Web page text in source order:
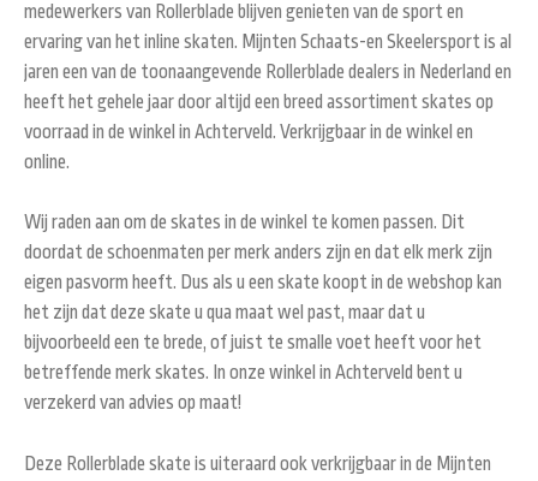
medewerkers van Rollerblade blijven genieten van de sport en
ervaring van het inline skaten. Mijnten Schaats-en Skeelersport is al
jaren een van de toonaangevende Rollerblade dealers in Nederland en
heeft het gehele jaar door altijd een breed assortiment skates op
voorraad in de winkel in Achterveld. Verkrijgbaar in de winkel en
online.
Wij raden aan om de skates in de winkel te komen passen. Dit
doordat de schoenmaten per merk anders zijn en dat elk merk zijn
eigen pasvorm heeft. Dus als u een skate koopt in de webshop kan
het zijn dat deze skate u qua maat wel past, maar dat u
bijvoorbeeld een te brede, of juist te smalle voet heeft voor het
betreffende merk skates. In onze winkel in Achterveld bent u
verzekerd van advies op maat!
Deze Rollerblade skate is uiteraard ook verkrijgbaar in de Mijnten